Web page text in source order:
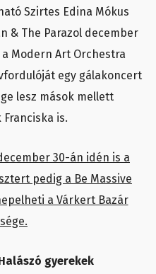
Szirtes Edina Mókus
& The Parazol december
Modern Art Orchestra
egy gálakoncert
lesz mások mellett
is.
30-án idén is a
pedig a Be Massive
a Várkert Bazár
gyerekek